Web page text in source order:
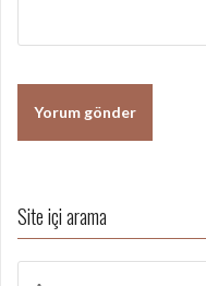
Site içi arama